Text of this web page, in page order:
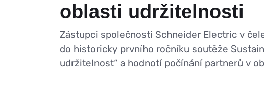
oblasti udržitelnosti
Zástupci společnosti Schneider Electric v
do historicky prvního ročníku soutěže
udržitelnost“ a hodnotí počínání partnerů v